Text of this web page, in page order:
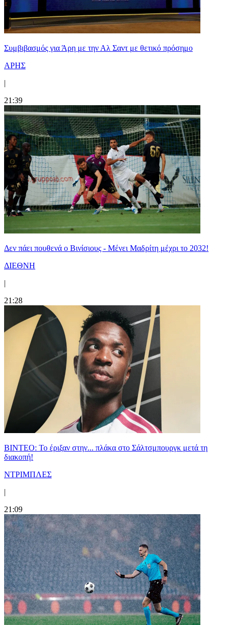
Συμβιβασμός για Άρη με την Αλ Σαντ με θετικό πρόσημο
ΑΡΗΣ
|
21:39
Δεν πάει πουθενά ο Βινίσιους - Μένει Μαδρίτη μέχρι το 2032!
ΔΙΕΘΝΗ
|
21:28
ΒΙΝΤΕΟ: Το έριξαν στην... πλάκα στο Σάλτσμπουργκ μετά τη
διακοπή!
ΝΤΡΙΜΠΛΕΣ
|
21:09